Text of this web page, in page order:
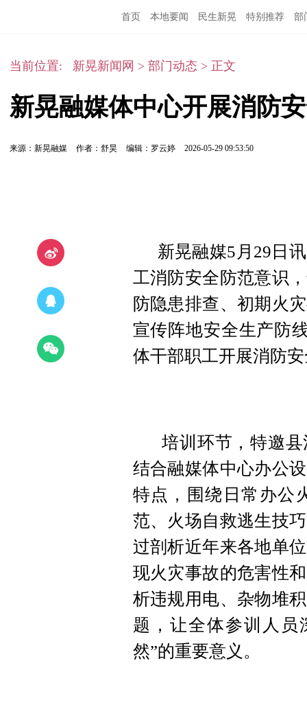
首页 本地要闻 民生新晃 特别推荐 部
当前位置: 新晃新闻网 > 部门动态 > 正文
新晃融媒体中心开展消防
来源：新晃融媒 作者：舒昊 编辑：罗云婷 2026-05-29 09:53:50
新晃融媒5月29日
工消防安全防范意识
防隐患排查、初期火
宣传阵地安全生产防
体干部职工开展消防
培训环节，特邀县
结合融媒体中心办公
特点，围绕日常办公
范、火场自救逃生技
过剖析近年来各地单
现火灾事故的危害性
析违规用电、杂物堆
题，让全体参训人
然”的重要意义。